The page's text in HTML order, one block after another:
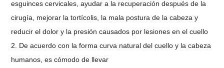
esguinces cervicales, ayudar a la recuperación después de la
cirugía, mejorar la tortícolis, la mala postura de la cabeza y
reducir el dolor y la presión causados ​​por lesiones en el cuello
2. De acuerdo con la forma curva natural del cuello y la cabeza
humanos, es cómodo de llevar